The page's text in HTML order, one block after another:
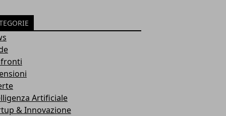
Artificiale
& Innovazione